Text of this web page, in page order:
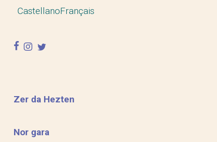
CastellanoFrançais
facebook
instagram
twitter
Zer da Hezten
Nor gara